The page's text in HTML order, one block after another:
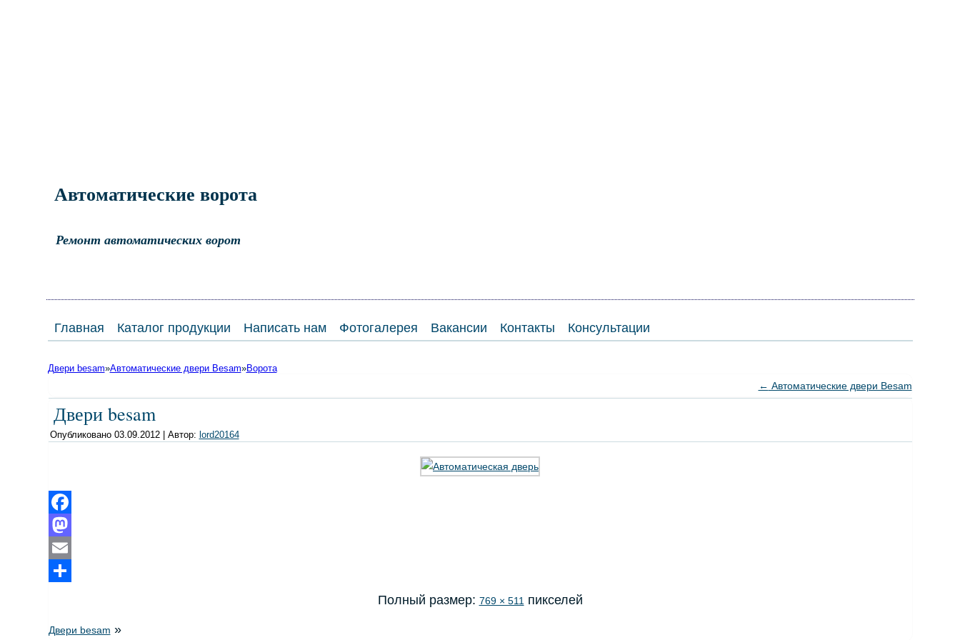
Автоматические ворота
Ремонт автоматических ворот
Главная Каталог продукции Написать нам Фотогалерея Вакансии Контакты Консультации
Двери besam»Автоматические двери Besam»Ворота
← Автоматические двери Besam
Двери besam
Опубликовано 03.09.2012| Автор: lord20164
Facebook
Mastodon
Email
Полный размер: 769 × 511пикселей
Двери besam »